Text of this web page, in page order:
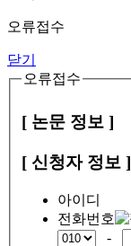
오류접수
닫기
오류접수
[ 논문 정보 ]
[ 신청자 정보 ]
아이디
전화번호
-